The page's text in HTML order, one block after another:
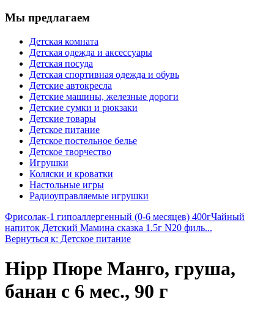
Мы предлагаем
Детская комната
Детская одежда и аксессуары
Детская посуда
Детская спортивная одежда и обувь
Детские автокресла
Детские машины, железные дороги
Детские сумки и рюкзаки
Детские товары
Детское питание
Детское постельное белье
Детское творчество
Игрушки
Коляски и кроватки
Настольные игры
Радиоуправляемые игрушки
Фрисолак-1 гипоаллергенный (0-6 месяцев) 400гЧайный
напиток Детский Мамина сказка 1.5г N20 филь...
Вернуться к: Детское питание
Hipp Пюре Манго, груша,
банан с 6 мес., 90 г